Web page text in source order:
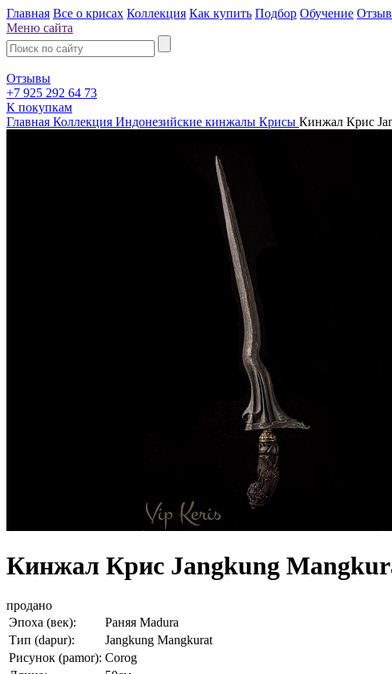
Главная Все о крисах Коллекция Как купить Подбор Обучение
Меню сайта
Отзывы
+7 925 292 64 73
К покупкам
Главная Коллекция Индонезийские кинжалы Крисы Кинжал Крис
Кинжал Крис Jangkung
продано
Эпоха (век):
Раняя Madura
Тип (dapur):
Jangkung Mangkurat
Рисунок (pamor): Сorog